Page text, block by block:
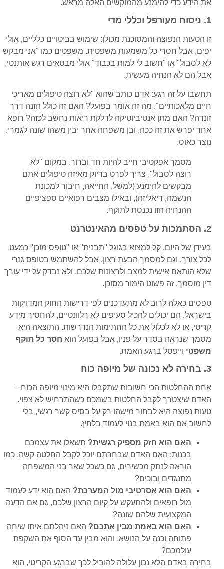
את הידע כדי להימנע מהמוקשים האלה מראש.
1. ניסוח מעורפל וכללי מדי
זו הטעות הנפוצה והמסוכנת מכולן: שימוש בביטויים כלליים, אולי
יפים, אבל חסרי כל משמעות משפטית. משפטים כמו "אני מבקש
לא לסבול" או "חשוב לי למות בכבוד" אולי מבטאים רגש אותנטי,
אבל הם לא הנחיה מעשית.
תחשבו על זה רגע: אדם כותב שהוא "לא רוצה טיפולים מאריכי
חיים מלאכותיים". מה זה אומר בפועל? האם זה כולל הזנה דרך
זונדה? האם מתן אנטיביוטיקה לדלקת ריאות נחשב לכזה? רופא
אחד יפרש את זה ככה, ובן משפחה אחר יבין משהו שונה לגמרי.
נוצר כאוס.
מסמך אפקטיבי חייב להיות חד וברור. במקום "לא
רוצה לסבול", צריך לפרט בדיוק מאיזה טיפולים אתם
מבקשים להימנע (למשל, החייאה, חיבור למכונת
הנשמה, דיאליזה), ובאילו מצבים רפואיים ספציפיים
ההנחיה הזו נכנסת לתוקף.
2. הסתמכות על טפסים מהאינטרנט
בעידן של היום, קל למצוא בגוגל "תבנית" או "טופס מוכן" כמעט
לכל צורך, וגם למסמך הבעת רצון. אבל להשתמש בטופס גנרי
שלא הותאם אישית למצב ולרצונות שלכם, ולא נבדק על ידי עורך
דין מוסמך, זה פשוט הימור מסוכן.
טפסים כאלה לרוב לא מתעדכנים לפי דרישות החוק המדויקות
בישראל. הם יכולים להכיל סעיפים לא רלוונטיים, להחסיר מידע
קריטי, או לא לכלול את כל החתימות הנדרשות. התוצאה היא
מסמך שנראה בסדר על פניו, אבל בפועל הוא חסר כל תוקף
משפטי וייפסל ברגע האמת.
3. בחירה לא נכונה של מיופה כוח
אחת ההחלטות הכי חשובות שתקבלו היא מינוי מיופה הכוח –
האדם שיצטרך לקבל החלטות בשמכם כשהתרחיש לא צפוי.
טעות נפוצה היא לבחור מישהו רק על בסיס קשר רגשי, בלי
לחשוב אם הוא באמת בנוי לעמוד בלחץ.
האם הוא חזק מספיק רגשית? תשאלו את עצמכם
בכנות: האם האדם שבחרתם יוכל לקבל החלטה קשה, כמו
הוראה לנתק מכשירים, גם כשכל שאר בני המשפחה
מתנגדים ובוכים?
האם הוא אסרטיבי מול המערכת? האם הוא ידע לעמוד
מול רופאים ולהתעקש על קיום הרצון שלכם, גם אם הדעה
המקצועית שלהם שונה?
האם הוא באמת מבין אתכם? האם ניהלתם איתו שיחה
פתוחה וכנה על הנושא, והוא מבין עד הסוף את השקפת
עולמכם?
בחירה באדם הלא נכון עלולה להוביל לכך שברגע הקריטי, הוא